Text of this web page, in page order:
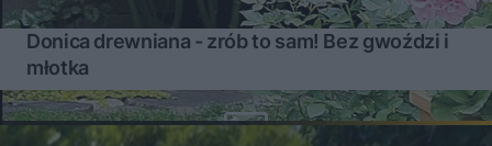
Donica drewniana - zrób to sam! Bez gwoździ i
młotka